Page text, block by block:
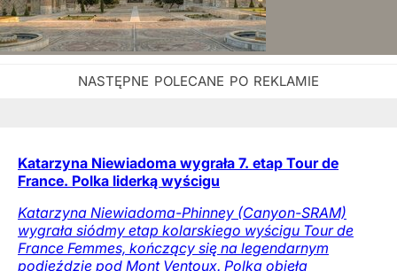
Katarzyna Niewiadoma wygrała 7. etap Tour de
France. Polka liderką wyścigu
Katarzyna Niewiadoma-Phinney (Canyon-SRAM)
wygrała siódmy etap kolarskiego wyścigu Tour de
France Femmes, kończący się na legendarnym
podjeździe pod Mont Ventoux. Polka objęła